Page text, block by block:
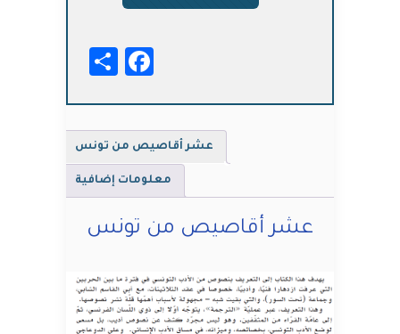
Facebook
عشر أقاصيص من تونس
معلومات إضافية
عشر أقاصيص من تونس